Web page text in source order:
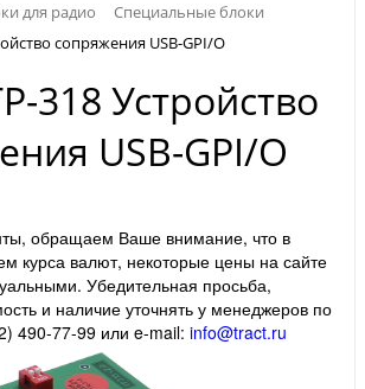
для радио
Специальные блоки
сопряжения USB-GPI/O
318 Устройство
USB-GPI/O
обращаем Ваше внимание, что в
курса валют, некоторые цены на сайте
Убедительная просьба,
и наличие уточнять у менеджеров по
490-77-99 или e-mail: info@tract.ru